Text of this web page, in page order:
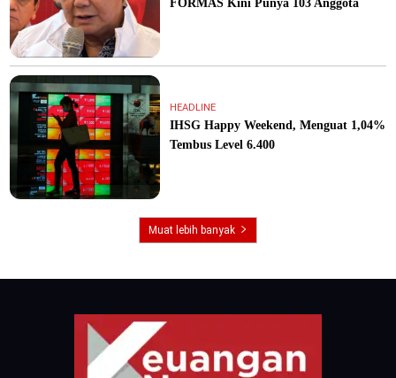
FORMAS Kini Punya 103 Anggota
HEADLINE
IHSG Happy Weekend, Menguat 1,04%
Tembus Level 6.400
Muat lebih banyak